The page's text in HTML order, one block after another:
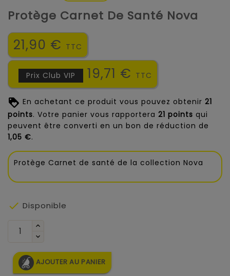
Protège Carnet De Santé Nova
21,90 € TTC
Prix Club VIP 19,71 € TTC
En achetant ce produit vous pouvez obtenir 21
points. Votre panier vous rapportera 21 points qui
peuvent être converti en un bon de réduction de
1,05 €.
Protège Carnet de santé de la collection Nova
 Disponible
AJOUTER AU PANIER